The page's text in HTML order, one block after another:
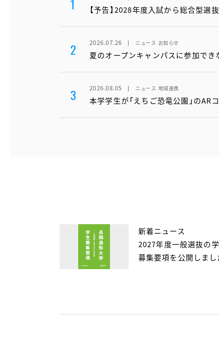
1 【予告】2028年度入試から総合型選
2 2026.07.26 ニュース お知らせ
夏のオープンキャンパスに参加でき
3 2026.08.05 ニュース 地域連携
本学学生が「えちご恐竜公園」のAR
新着ニュース
2027年度一般選抜の
募集要項を公開しまし